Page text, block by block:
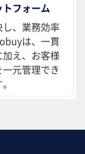
フォーム
、業務効率
は、一貫
え、お客様
元管理でき